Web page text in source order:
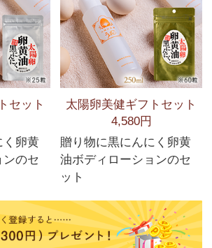
セット
く卵黄
のセ
太陽卵美健ギフトセット
4,580円
贈り物に黒にんにく卵黄
油ボディローションのセ
ット